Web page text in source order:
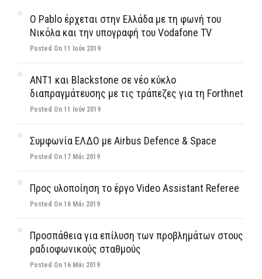
Ο Pablo έρχεται στην Ελλάδα με τη φωνή του
Νικόλα και την υπογραφή του Vodafone TV
Posted On 11 Ιούν 2019
ΑΝΤ1 και Blackstone σε νέο κύκλο
διαπραγμάτευσης με τις τράπεζες για τη Forthnet
Posted On 11 Ιούν 2019
Συμφωνία ΕΛΔΟ με Airbus Defence & Space
Posted On 17 Μάι 2019
Προς υλοποίηση το έργο Video Assistant Referee
Posted On 16 Μάι 2019
Προσπάθεια για επίλυση των προβλημάτων στους
ραδιοφωνικούς σταθμούς
Posted On 16 Μάι 2019